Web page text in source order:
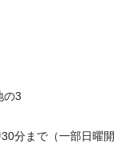
の3
分まで（一部日曜開